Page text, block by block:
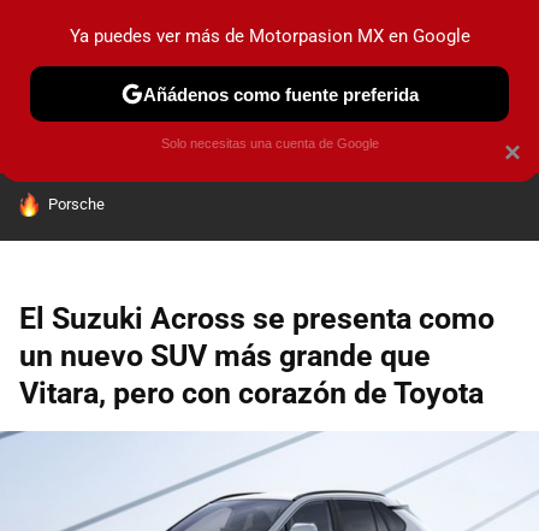
PRUEBAS INDUSTRIA HOY NO CIRCULA
HOY SE HABLA DE
Porsche
El Suzuki Across se presenta como
un nuevo SUV más grande que
Vitara, pero con corazón de Toyota
×
Ya puedes ver más de Motorpasion MX en Google
Añádenos como fuente preferida
Solo necesitas una cuenta de Google